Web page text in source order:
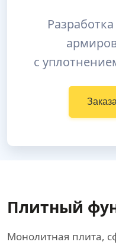
с
Плитный
Монолитная плита,